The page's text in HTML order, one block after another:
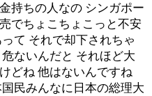
持ちの人なの シンガポー
でちょこちょこっと不安
て それで却下されちゃ
ないんだと それほど大
どね 他はないんですね
民みんなに日本の総理大